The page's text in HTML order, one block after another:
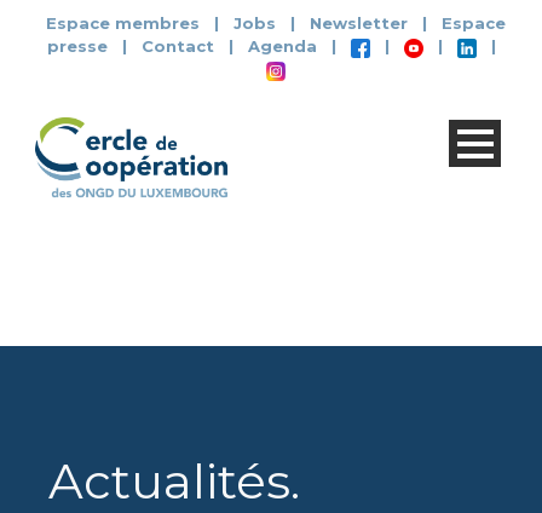
Espace membres | Jobs | Newsletter |
Espace
presse
| Contact | Agenda | | | |
Actualités.